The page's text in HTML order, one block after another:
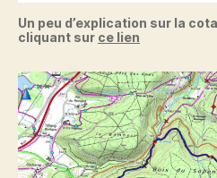
Un peu d’explication sur la
cliquant sur ce lien